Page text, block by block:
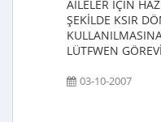
AİLELER İÇİN
ŞEKİLDE KSIR
LÜTFWEN
03-10-2007